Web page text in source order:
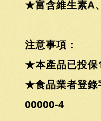
★富含維生素A
注意事項：
★本產品已投保
★食品業者登錄
00000-4